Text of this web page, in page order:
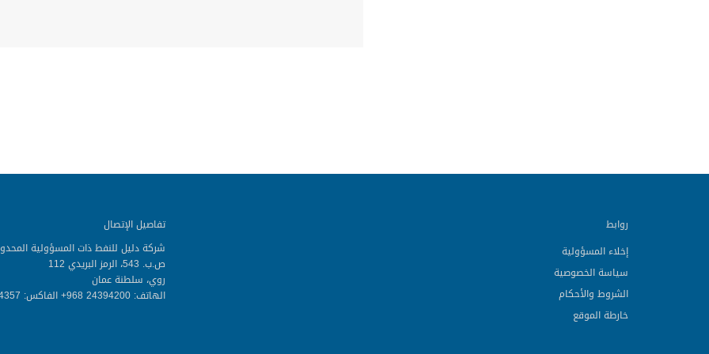
روابط
إخلاء المسؤولية
سياسة الخصوصية
الشروط والأحكام
خارطة الموقع
تفاصيل الإتصال
شركة دليل للنفط ذات المسؤولية
ص.ب. 543، الرمز البريدي 112
روي، سلطنة عمان
الهاتف: 24394200 968+ الفاكس: 24394357 968+